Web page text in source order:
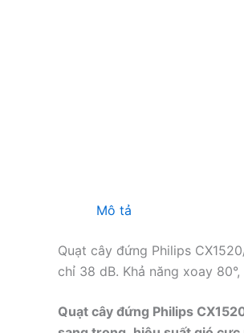
Mô tả
Quạt cây đứng Philips
chỉ 38 dB. Khả năng xoay
Quạt cây đứng Philips